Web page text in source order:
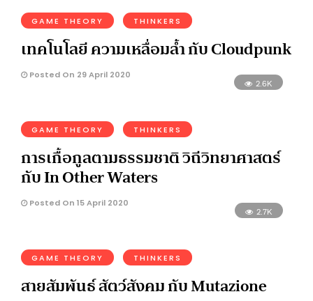
GAME THEORY THINKERS
เทคโนโลยี ความเหลื่อมล้ำ กับ Cloudpunk
Posted On 29 April 2020
2.6K
GAME THEORY THINKERS
การเกื้อกูลตามธรรมชาติ วิถีวิทยาศาสตร์
กับ In Other Waters
Posted On 15 April 2020
2.7K
GAME THEORY THINKERS
สายสัมพันธ์ สัตว์สังคม กับ Mutazione